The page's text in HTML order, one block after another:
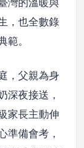
，也全數錄
範。
，父親為身
深夜接送，
家長主動伸
準備會考，